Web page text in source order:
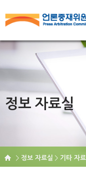
정보 자료실
정보 자료실 기타 자료